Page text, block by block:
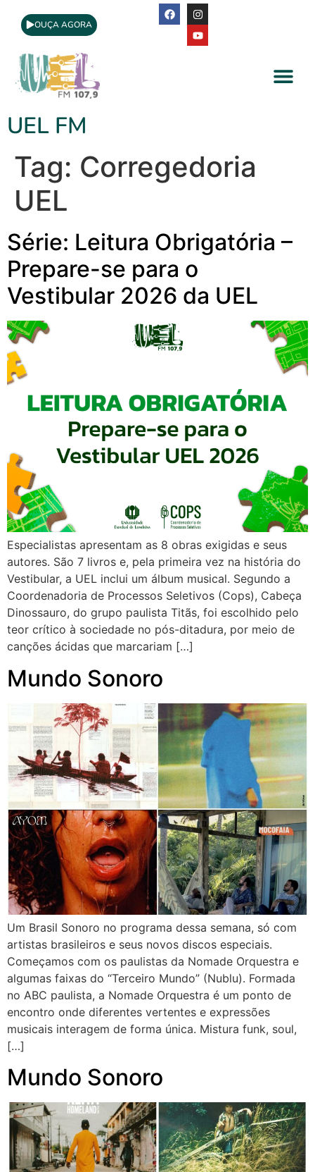
OUÇA AGORA
UEL FM
Tag: Corregedoria
UEL
Série: Leitura Obrigatória –
Prepare-se para o
Vestibular 2026 da UEL
Especialistas apresentam as 8 obras exigidas e seus
autores. São 7 livros e, pela primeira vez na história do
Vestibular, a UEL inclui um álbum musical. Segundo a
Coordenadoria de Processos Seletivos (Cops), Cabeça
Dinossauro, do grupo paulista Titãs, foi escolhido pelo
teor crítico à sociedade no pós-ditadura, por meio de
canções ácidas que marcariam […]
Mundo Sonoro
Um Brasil Sonoro no programa dessa semana, só com
artistas brasileiros e seus novos discos especiais.
Começamos com os paulistas da Nomade Orquestra e
algumas faixas do “Terceiro Mundo” (Nublu). Formada
no ABC paulista, a Nomade Orquestra é um ponto de
encontro onde diferentes vertentes e expressões
musicais interagem de forma única. Mistura funk, soul,
[…]
Mundo Sonoro